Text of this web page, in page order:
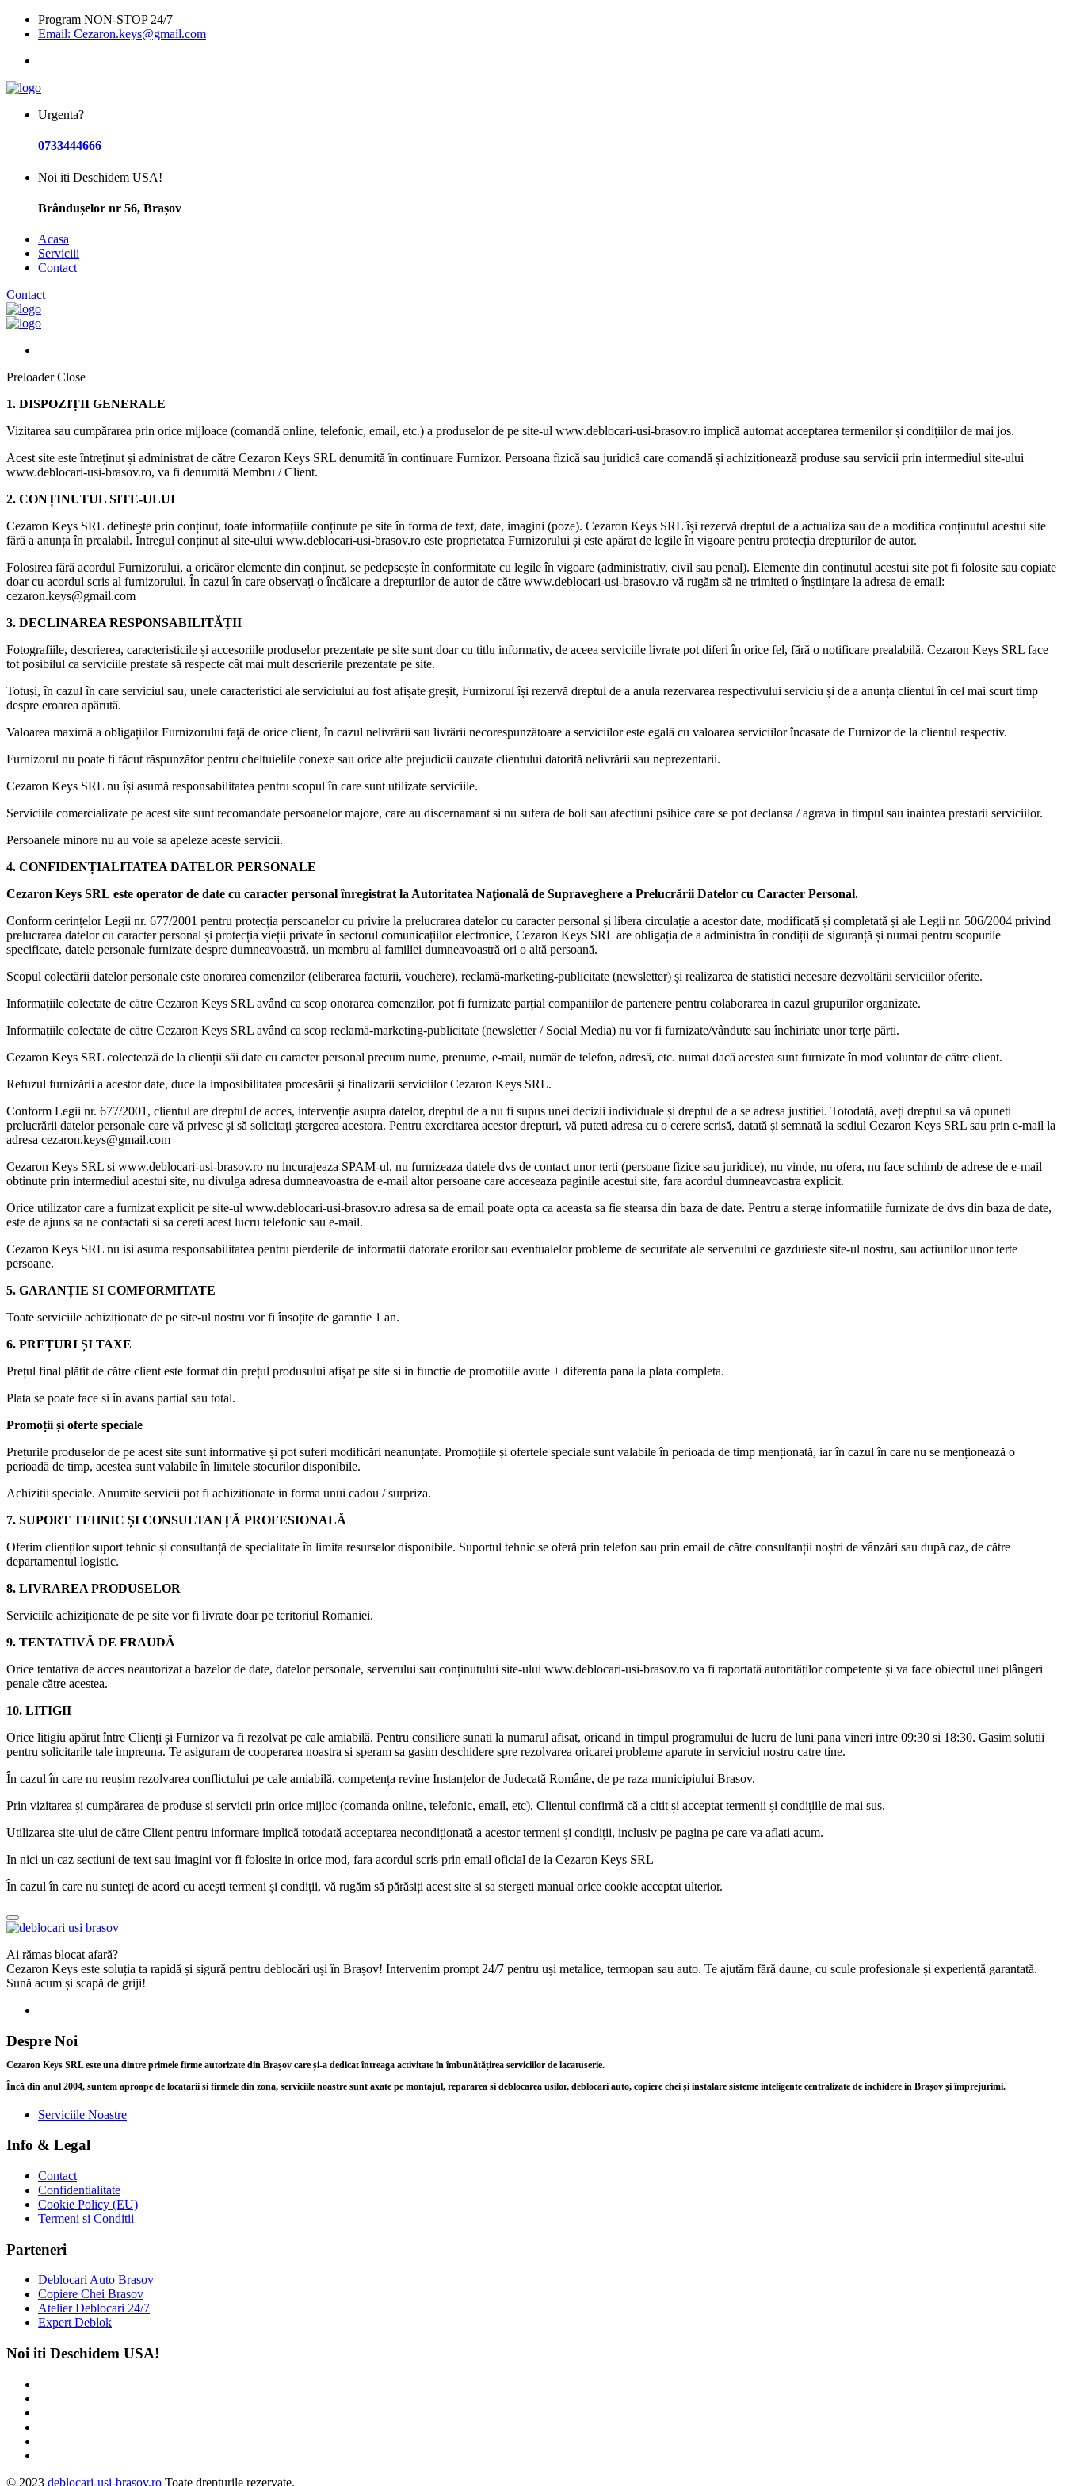
Program NON-STOP 24/7
Email: Cezaron.keys@gmail.com
Urgenta?
0733444666
Noi iti Deschidem USA!
Brândușelor nr 56, Brașov
Acasa
Serviciii
Contact
Contact
Preloader Close
1. DISPOZIȚII GENERALE
Vizitarea sau cumpărarea prin orice mijloace (comandă online, telefonic, email, etc.) a produselor de pe site-ul www.deblocari-usi-brasov.ro implică automat acceptarea termenilor și condițiilor de mai jos.
Acest site este întreținut și administrat de către Cezaron Keys SRL denumită în continuare Furnizor. Persoana fizică sau juridică care comandă și achiziționează produse sau servicii prin intermediul site-ului
www.deblocari-usi-brasov.ro, va fi denumită Membru / Client.
2. CONȚINUTUL SITE-ULUI
Cezaron Keys SRL definește prin conținut, toate informațiile conținute pe site în forma de text, date, imagini (poze). Cezaron Keys SRL își rezervă dreptul de a actualiza sau de a modifica conținutul acestui site
fără a anunța în prealabil. Întregul conținut al site-ului www.deblocari-usi-brasov.ro este proprietatea Furnizorului și este apărat de legile în vigoare pentru protecția drepturilor de autor.
Folosirea fără acordul Furnizorului, a oricăror elemente din conținut, se pedepsește în conformitate cu legile în vigoare (administrativ, civil sau penal). Elemente din conținutul acestui site pot fi folosite sau copiate
doar cu acordul scris al furnizorului. În cazul în care observați o încălcare a drepturilor de autor de către www.deblocari-usi-brasov.ro vă rugăm să ne trimiteți o înștiințare la adresa de email:
cezaron.keys@gmail.com
3. DECLINAREA RESPONSABILITĂȚII
Fotografiile, descrierea, caracteristicile și accesoriile produselor prezentate pe site sunt doar cu titlu informativ, de aceea serviciile livrate pot diferi în orice fel, fără o notificare prealabilă. Cezaron Keys SRL face
tot posibilul ca serviciile prestate să respecte cât mai mult descrierile prezentate pe site.
Totuși, în cazul în care serviciul sau, unele caracteristici ale serviciului au fost afișate greșit, Furnizorul își rezervă dreptul de a anula rezervarea respectivului serviciu și de a anunța clientul în cel mai scurt timp
despre eroarea apărută.
Valoarea maximă a obligațiilor Furnizorului față de orice client, în cazul nelivrării sau livrării necorespunzătoare a serviciilor este egală cu valoarea serviciilor încasate de Furnizor de la clientul respectiv.
Furnizorul nu poate fi făcut răspunzător pentru cheltuielile conexe sau orice alte prejudicii cauzate clientului datorită nelivrării sau neprezentarii.
Cezaron Keys SRL nu își asumă responsabilitatea pentru scopul în care sunt utilizate serviciile.
Serviciile comercializate pe acest site sunt recomandate persoanelor majore, care au discernamant si nu sufera de boli sau afectiuni psihice care se pot declansa / agrava in timpul sau inaintea prestarii serviciilor.
Persoanele minore nu au voie sa apeleze aceste servicii.
4. CONFIDENȚIALITATEA DATELOR PERSONALE
Cezaron Keys SRL este operator de date cu caracter personal înregistrat la Autoritatea Naţională de Supraveghere a Prelucrării Datelor cu Caracter Personal.
Conform cerințelor Legii nr. 677/2001 pentru protecția persoanelor cu privire la prelucrarea datelor cu caracter personal și libera circulație a acestor date, modificată și completată și ale Legii nr. 506/2004 privind
prelucrarea datelor cu caracter personal și protecția vieții private în sectorul comunicațiilor electronice, Cezaron Keys SRL are obligația de a administra în condiții de siguranță și numai pentru scopurile
specificate, datele personale furnizate despre dumneavoastră, un membru al familiei dumneavoastră ori o altă persoană.
Scopul colectării datelor personale este onorarea comenzilor (eliberarea facturii, vouchere), reclamă-marketing-publicitate (newsletter) și realizarea de statistici necesare dezvoltării serviciilor oferite.
Informațiile colectate de către Cezaron Keys SRL având ca scop onorarea comenzilor, pot fi furnizate parțial companiilor de partenere pentru colaborarea in cazul grupurilor organizate.
Informațiile colectate de către Cezaron Keys SRL având ca scop reclamă-marketing-publicitate (newsletter / Social Media) nu vor fi furnizate/vândute sau închiriate unor terțe părti.
Cezaron Keys SRL colectează de la clienții săi date cu caracter personal precum nume, prenume, e-mail, număr de telefon, adresă, etc. numai dacă acestea sunt furnizate în mod voluntar de către client.
Refuzul furnizării a acestor date, duce la imposibilitatea procesării și finalizarii serviciilor Cezaron Keys SRL.
Conform Legii nr. 677/2001, clientul are dreptul de acces, intervenție asupra datelor, dreptul de a nu fi supus unei decizii individuale și dreptul de a se adresa justiției. Totodată, aveți dreptul sa vă opuneti
prelucrării datelor personale care vă privesc și să solicitați ștergerea acestora. Pentru exercitarea acestor drepturi, vă puteti adresa cu o cerere scrisă, datată și semnată la sediul Cezaron Keys SRL sau prin e-mail la
adresa cezaron.keys@gmail.com
Cezaron Keys SRL si www.deblocari-usi-brasov.ro nu incurajeaza SPAM-ul, nu furnizeaza datele dvs de contact unor terti (persoane fizice sau juridice), nu vinde, nu ofera, nu face schimb de adrese de e-mail
obtinute prin intermediul acestui site, nu divulga adresa dumneavoastra de e-mail altor persoane care acceseaza paginile acestui site, fara acordul dumneavoastra explicit.
Orice utilizator care a furnizat explicit pe site-ul www.deblocari-usi-brasov.ro adresa sa de email poate opta ca aceasta sa fie stearsa din baza de date. Pentru a sterge informatiile furnizate de dvs din baza de date,
este de ajuns sa ne contactati si sa cereti acest lucru telefonic sau e-mail.
Cezaron Keys SRL nu isi asuma responsabilitatea pentru pierderile de informatii datorate erorilor sau eventualelor probleme de securitate ale serverului ce gazduieste site-ul nostru, sau actiunilor unor terte
persoane.
5. GARANȚIE SI COMFORMITATE
Toate serviciile achiziționate de pe site-ul nostru vor fi însoțite de garantie 1 an.
6. PREȚURI ȘI TAXE
Prețul final plătit de către client este format din prețul produsului afișat pe site si in functie de promotiile avute + diferenta pana la plata completa.
Plata se poate face si în avans partial sau total.
Promoții și oferte speciale
Prețurile produselor de pe acest site sunt informative și pot suferi modificări neanunțate. Promoțiile și ofertele speciale sunt valabile în perioada de timp menționată, iar în cazul în care nu se menționează o
perioadă de timp, acestea sunt valabile în limitele stocurilor disponibile.
Achizitii speciale. Anumite servicii pot fi achizitionate in forma unui cadou / surpriza.
7. SUPORT TEHNIC ȘI CONSULTANȚĂ PROFESIONALĂ
Oferim clienților suport tehnic și consultanță de specialitate în limita resurselor disponibile. Suportul tehnic se oferă prin telefon sau prin email de către consultanții noștri de vânzări sau după caz, de către
departamentul logistic.
8. LIVRAREA PRODUSELOR
Serviciile achiziționate de pe site vor fi livrate doar pe teritoriul Romaniei.
9. TENTATIVĂ DE FRAUDĂ
Orice tentativa de acces neautorizat a bazelor de date, datelor personale, serverului sau conținutului site-ului www.deblocari-usi-brasov.ro va fi raportată autorităților competente și va face obiectul unei plângeri
penale către acestea.
10. LITIGII
Orice litigiu apărut între Clienți și Furnizor va fi rezolvat pe cale amiabilă. Pentru consiliere sunati la numarul afisat, oricand in timpul programului de lucru de luni pana vineri intre 09:30 si 18:30. Gasim solutii
pentru solicitarile tale impreuna. Te asiguram de cooperarea noastra si speram sa gasim deschidere spre rezolvarea oricarei probleme aparute in serviciul nostru catre tine.
În cazul în care nu reușim rezolvarea conflictului pe cale amiabilă, competența revine Instanțelor de Judecată Române, de pe raza municipiului Brasov.
Prin vizitarea și cumpărarea de produse si servicii prin orice mijloc (comanda online, telefonic, email, etc), Clientul confirmă că a citit și acceptat termenii și condițiile de mai sus.
Utilizarea site-ului de către Client pentru informare implică totodată acceptarea necondiționată a acestor termeni și condiții, inclusiv pe pagina pe care va aflati acum.
In nici un caz sectiuni de text sau imagini vor fi folosite in orice mod, fara acordul scris prin email oficial de la Cezaron Keys SRL
În cazul în care nu sunteți de acord cu acești termeni și condiții, vă rugăm să părăsiți acest site si sa stergeti manual orice cookie acceptat ulterior.
Ai rămas blocat afară?
Cezaron Keys este soluția ta rapidă și sigură pentru deblocări uși în Brașov! Intervenim prompt 24/7 pentru uși metalice, termopan sau auto. Te ajutăm fără daune, cu scule profesionale și experiență garantată.
Sună acum și scapă de griji!
Despre Noi
Cezaron Keys SRL este una dintre primele firme autorizate din Brașov care și-a dedicat întreaga activitate în îmbunătățirea serviciilor de lacatuserie.
Încă din anul 2004, suntem aproape de locatarii si firmele din zona, serviciile noastre sunt axate pe montajul, repararea si deblocarea usilor, deblocari auto, copiere chei și instalare sisteme inteligente centralizate de inchidere in Brașov și împrejurimi.
Serviciile Noastre
Info & Legal
Contact
Confidentialitate
Cookie Policy (EU)
Termeni si Conditii
Parteneri
Deblocari Auto Brasov
Copiere Chei Brasov
Atelier Deblocari 24/7
Expert Deblok
Noi iti Deschidem USA!
© 2023 deblocari-usi-brasov.ro Toate drepturile rezervate.